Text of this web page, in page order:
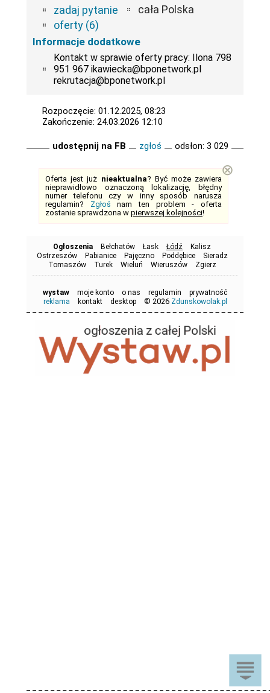
zadaj pytanie
oferty (6)
cała Polska
Informacje dodatkowe
Kontakt w sprawie oferty pracy: Ilona 798
951 967 ikawiecka@bponetwork.pl
rekrutacja@bponetwork.pl
Rozpoczęcie: 01.12.2025, 08:23
Zakończenie: 24.03.2026 12:10
udostępnij na FB zgłoś odsłon: 3 029
Oferta jest już nieaktualna? Być może zawiera
nieprawidłowo oznaczoną lokalizację, błędny
numer telefonu czy w inny sposób narusza
regulamin? Zgłoś nam ten problem - oferta
zostanie sprawdzona w pierwszej kolejności!
⊗
Ogłoszenia Bełchatów Łask Łódź
Kalisz
Ostrzeszów
Pabianice Pajęczno Poddębice
Sieradz
Tomaszów
Turek Wieluń Wieruszów Zgierz
wystaw moje konto o nas regulamin
prywatność
reklama
kontakt desktop © 2026 Zdunskowolak.pl